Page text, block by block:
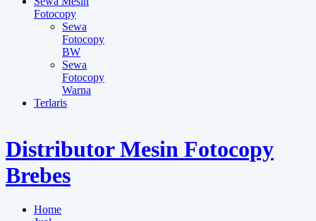
Fotocopy
Sewa
Fotocopy
BW
Sewa
Fotocopy
Warna
Terlaris
Distributor Mesin Fotocopy
Brebes
Home